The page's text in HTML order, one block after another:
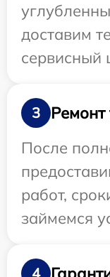
доставим
сервисный
3
Ремонт
После
работ,
займемся
4